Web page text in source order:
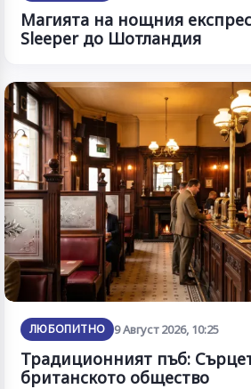
Магията на нощния
Sleeper до Шотландия
ЛЮБОПИТНО 9 Август 2026, 10:25
Традиционният пъб:
британското общество